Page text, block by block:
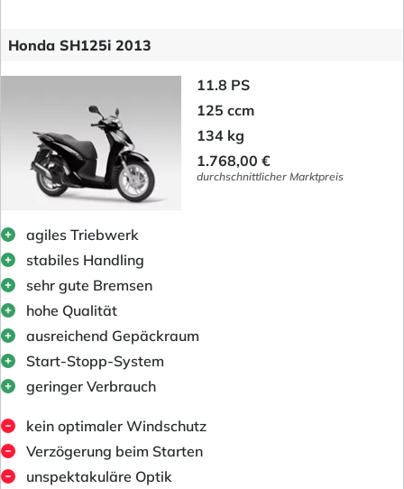
Honda SH125i 2013
11.8 PS
125 ccm
134 kg
1.768,00 €
durchschnittlicher Marktpreis
agiles Triebwerk
stabiles Handling
sehr gute Bremsen
hohe Qualität
ausreichend Gepäckraum
Start-Stopp-System
geringer Verbrauch
kein optimaler Windschutz
Verzögerung beim Starten
unspektakuläre Optik